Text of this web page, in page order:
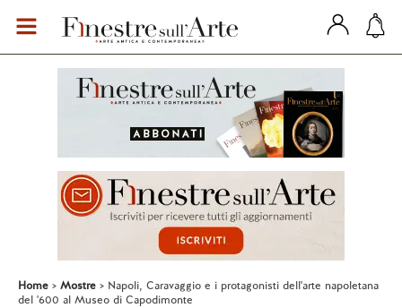
Home Mostre
Napoli, Caravaggio e i protagonisti dell'arte napoletana
del '600 al Museo di Capodimonte